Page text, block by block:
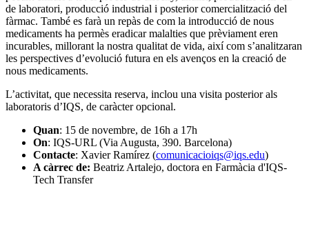
de laboratori, producció industrial i posterior comercialització del
fàrmac. També es farà un repàs de com la introducció de nous
medicaments ha permès eradicar malalties que prèviament eren
incurables, millorant la nostra qualitat de vida, així com s’analitzaran
les perspectives d’evolució futura en els avenços en la creació de
nous medicaments.
L’activitat, que necessita reserva, inclou una visita posterior als
laboratoris d’IQS, de caràcter opcional.
Quan: 15 de novembre, de 16h a 17h
On: IQS-URL (Via Augusta, 390. Barcelona)
Contacte: Xavier Ramírez (comunicacioiqs@iqs.edu)
A càrrec de: Beatriz Artalejo, doctora en Farmàcia d'IQS-
Tech Transfer